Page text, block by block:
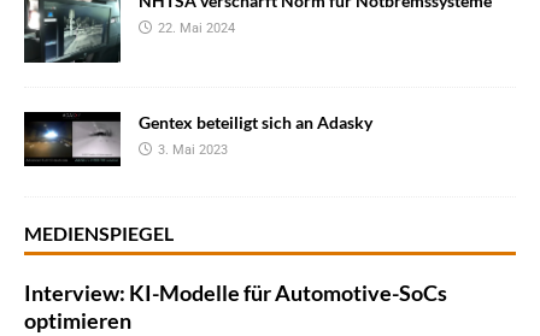
22. Mai 2024
Gentex beteiligt sich an Adasky
3. Mai 2023
MEDIENSPIEGEL
Interview: KI-Modelle für Automotive-SoCs
optimieren